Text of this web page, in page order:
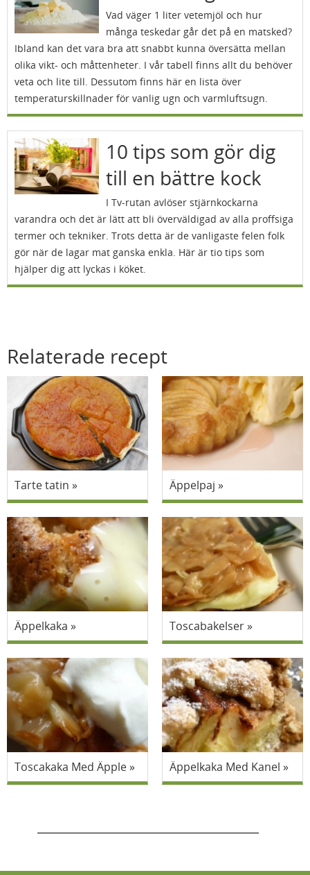
Vad väger 1 liter vetemjöl och hur
många teskedar går det på en matsked?
Ibland kan det vara bra att snabbt kunna översätta mellan
olika vikt- och måttenheter. I vår tabell finns allt du behöver
veta och lite till. Dessutom finns här en lista över
temperaturskillnader för vanlig ugn och varmluftsugn.
10 tips som gör dig
till en bättre kock
I Tv-rutan avlöser stjärnkockarna
varandra och det är lätt att bli överväldigad av alla proffsiga
termer och tekniker. Trots detta är de vanligaste felen folk
gör när de lagar mat ganska enkla. Här är tio tips som
hjälper dig att lyckas i köket.
Relaterade recept
Tarte tatin Äppelpaj
Äppelkaka Toscabakelser
Toscakaka Med Äpple Äppelkaka Med Kanel